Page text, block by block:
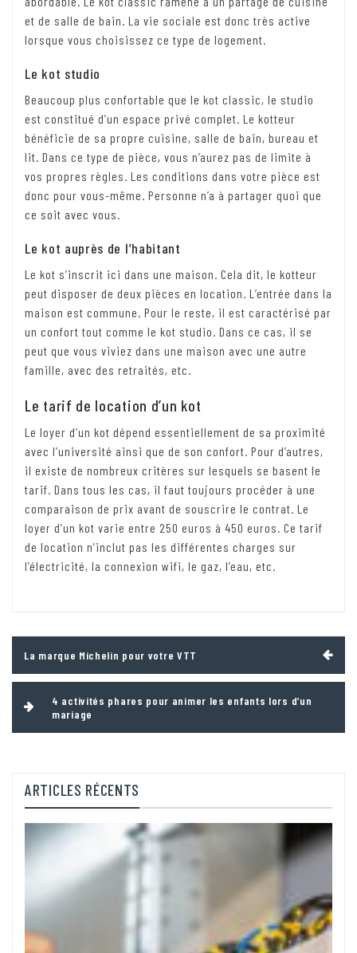
et de salle de bain. La vie sociale est donc très active
lorsque vous choisissez ce type de logement.
Le kot studio
Beaucoup plus confortable que le kot classic, le studio
est constitué d’un espace privé complet. Le kotteur
bénéficie de sa propre cuisine, salle de bain, bureau et
lit. Dans ce type de pièce, vous n’aurez pas de limite à
vos propres règles. Les conditions dans votre pièce est
donc pour vous-même. Personne n’a à partager quoi que
ce soit avec vous.
Le kot auprès de l’habitant
Le kot s’inscrit ici dans une maison. Cela dit, le kotteur
peut disposer de deux pièces en location. L’entrée dans la
maison est commune. Pour le reste, il est caractérisé par
un confort tout comme le kot studio. Dans ce cas, il se
peut que vous viviez dans une maison avec une autre
famille, avec des retraités, etc.
Le tarif de location d’un kot
Le loyer d’un kot dépend essentiellement de sa proximité
avec l’université ainsi que de son confort. Pour d’autres,
il existe de nombreux critères sur lesquels se basent le
tarif. Dans tous les cas, il faut toujours procéder à une
comparaison de prix avant de souscrire le contrat. Le
loyer d’un kot varie entre 250 euros à 450 euros. Ce tarif
de location n’inclut pas les différentes charges sur
l’électricité, la connexion wifi, le gaz, l’eau, etc.
de
l’article
La marque Michelin pour votre VTT
4 activités phares pour animer les enfants lors d’un
mariage
ARTICLES RÉCENTS